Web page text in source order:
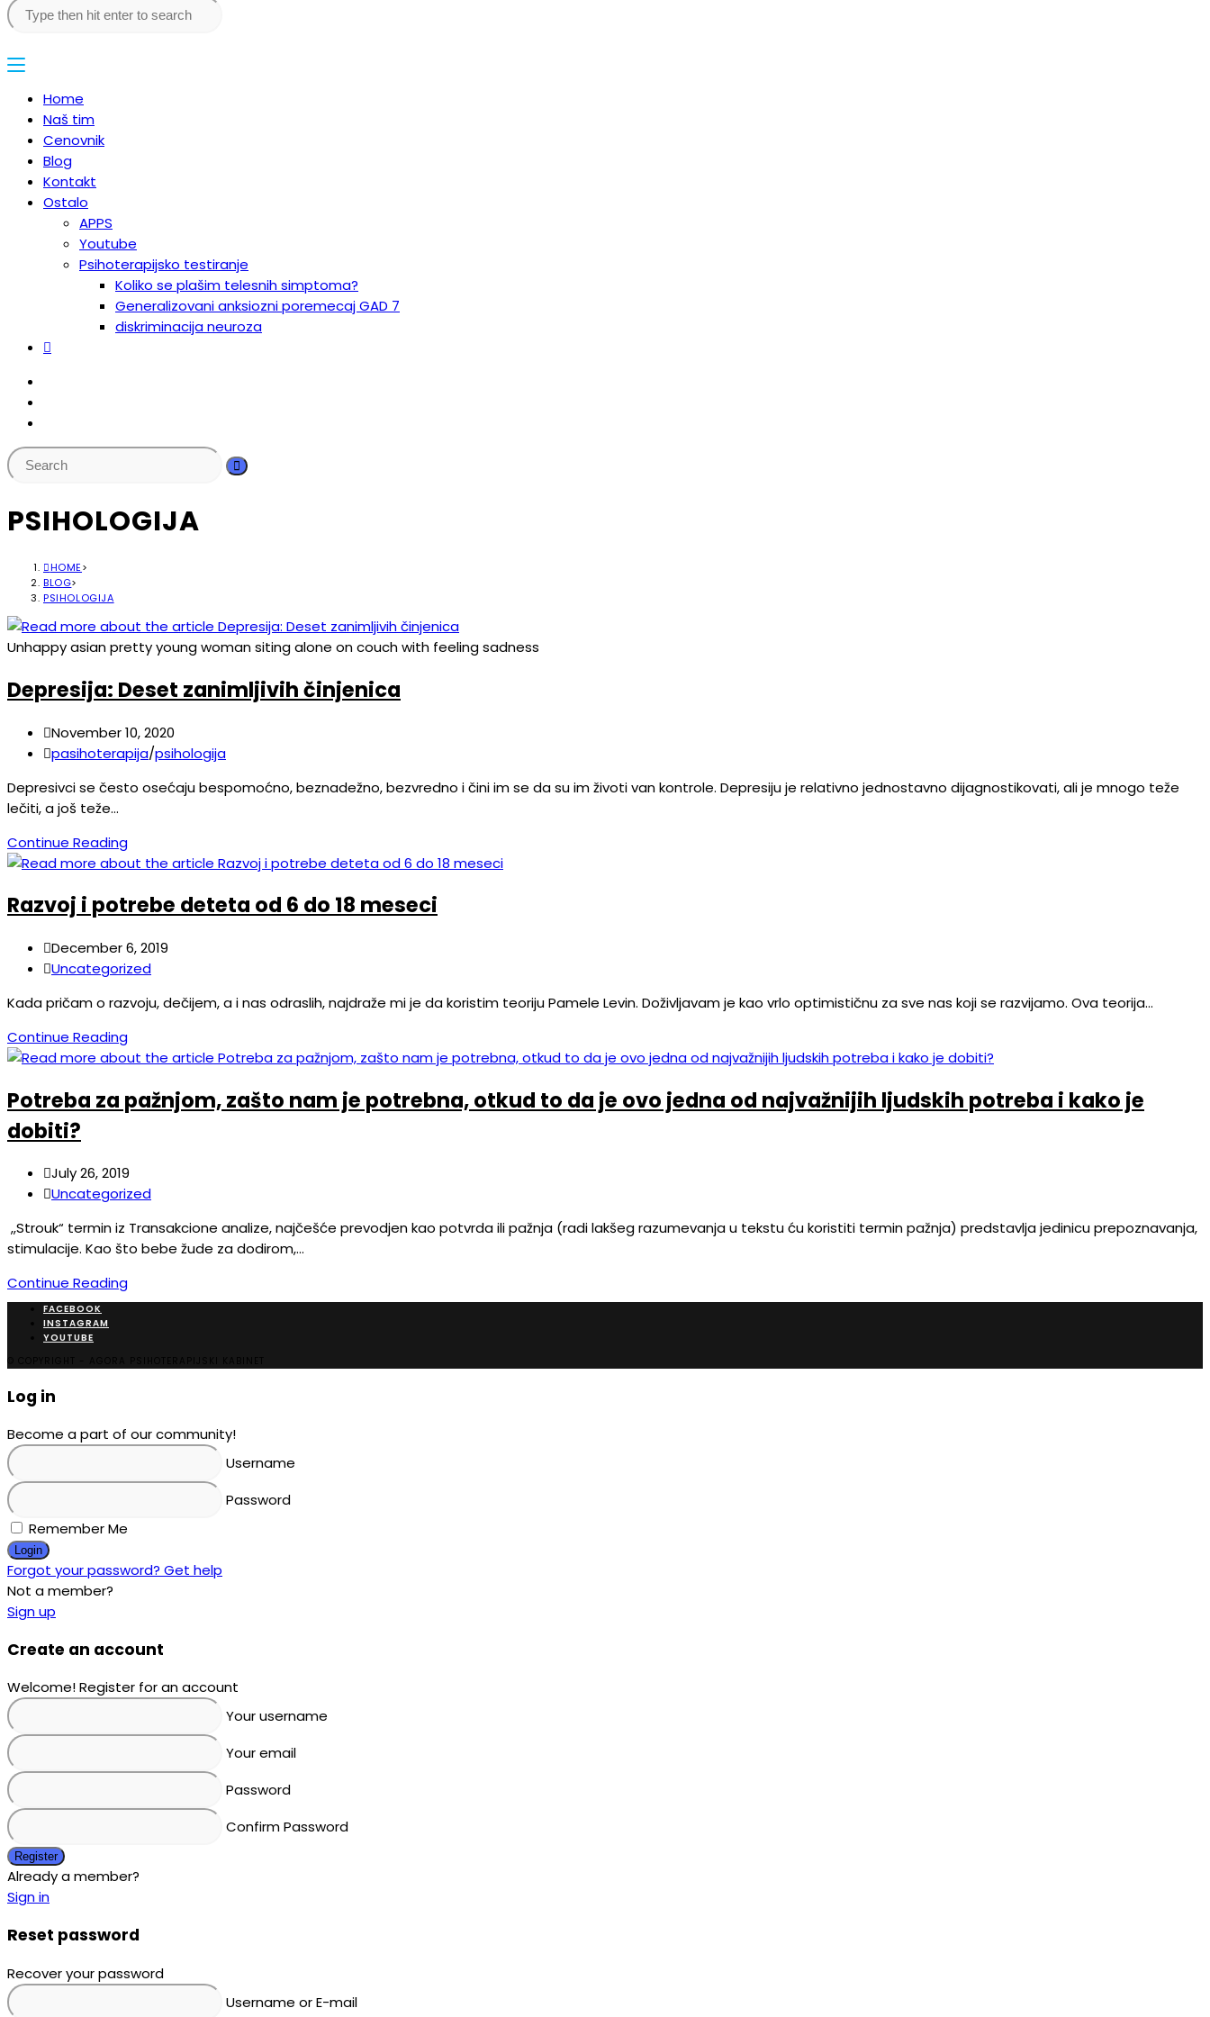
Home
Naš tim
Cenovnik
Blog
Kontakt
Ostalo
APPS
Youtube
Psihoterapijsko testiranje
Koliko se plašim telesnih simptoma?
Generalizovani anksiozni poremecaj GAD 7
diskriminacija neuroza
PSIHOLOGIJA
HOME>
BLOG>
PSIHOLOGIJA
Unhappy asian pretty young woman siting alone on couch with feeling sadness
Depresija: Deset zanimljivih činjenica
November 10, 2020
pasihoterapija/psihologija
Depresivci se često osećaju bespomoćno, beznadežno, bezvredno i čini im se da su im životi van kontrole. Depresiju je relativno jednostavno dijagnostikovati, ali je mnogo teže
lečiti, a još teže…
Continue Reading
Razvoj i potrebe deteta od 6 do 18 meseci
December 6, 2019
Uncategorized
Kada pričam o razvoju, dečijem, a i nas odraslih, najdraže mi je da koristim teoriju Pamele Levin. Doživljavam je kao vrlo optimističnu za sve nas koji se razvijamo. Ova teorija…
Continue Reading
Potreba za pažnjom, zašto nam je potrebna, otkud to da je ovo jedna od najvažnijih ljudskih potreba i kako je
dobiti?
July 26, 2019
Uncategorized
,,Strouk“ termin iz Transakcione analize, najčešće prevodjen kao potvrda ili pažnja (radi lakšeg razumevanja u tekstu ću koristiti termin pažnja) predstavlja jedinicu prepoznavanja,
stimulacije. Kao što bebe žude za dodirom,…
Continue Reading
FACEBOOK
INSTAGRAM
YOUTUBE
Log in
Become a part of our community!
Username
Password
Remember Me
Login
Forgot your password? Get help
Not a member?
Sign up
Create an account
Welcome! Register for an account
Your username
Your email
Password
Confirm Password
Register
Already a member?
Sign in
Reset password
Recover your password
Username or E-mail